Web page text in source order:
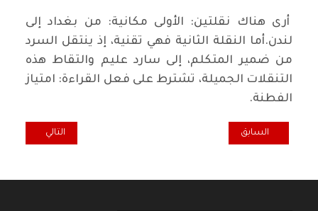
أرى هناك نقلتين: الأولى مكانية: من بغداد إلى
لندن.أما النقلة الثانية فهي تقنية، إذ ينتقل السرد
من ضمير المتكلم، إلى سارد عليم والتقاط هذه
التنقلات الجميلة، تشترط على فعل القراءة: امتياز
الفطنة.
المقال السابق: "فرانكشتاين في بغداد" تحصد ثالث جوائز "مان بوكر"
السابق المقال التالي:
التالي